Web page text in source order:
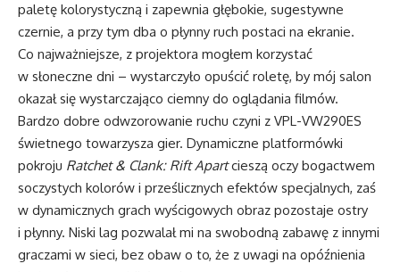
paletę kolorystyczną i zapewnia głębokie, sugestywne
czernie, a przy tym dba o płynny ruch postaci na ekranie.
Co najważniejsze, z projektora mogłem korzystać
w słoneczne dni – wystarczyło opuścić roletę, by mój salon
okazał się wystarczająco ciemny do oglądania filmów.
Bardzo dobre odwzorowanie ruchu czyni z VPL-VW290ES
świetnego towarzysza gier. Dynamiczne platformówki
pokroju Ratchet & Clank: Rift Apartcieszą oczy bogactwem
soczystych kolorów i prześlicznych efektów specjalnych, zaś
w dynamicznych grach wyścigowych obraz pozostaje ostry
i płynny. Niski lag pozwalał mi na swobodną zabawę z innymi
graczami w sieci, bez obaw o to, że z uwagi na opóźnienia